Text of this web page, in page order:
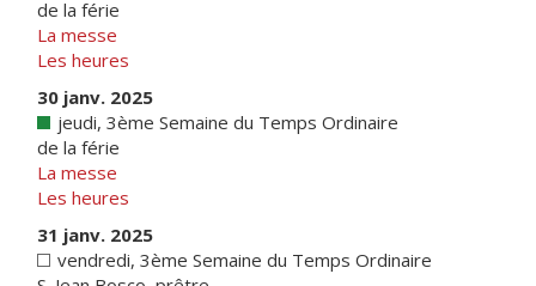
de la férie
La messe
Les heures
30 janv. 2025
jeudi, 3ème Semaine du Temps Ordinaire
de la férie
La messe
Les heures
31 janv. 2025
vendredi, 3ème Semaine du Temps Ordinaire